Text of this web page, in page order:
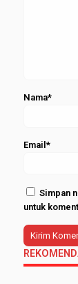
Nama*
Email*
Simpan
untuk